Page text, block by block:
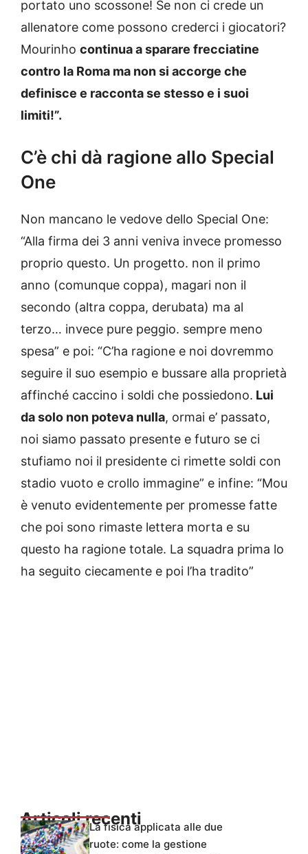
portato uno scossone! Se non ci crede un
allenatore come possono crederci i giocatori?
Mourinho continua a sparare frecciatine
contro la Roma ma non si accorge che
definisce e racconta se stesso e i suoi
limiti!”.
C’è chi dà ragione allo Special
One
Non mancano le vedove dello Special One:
“Alla firma dei 3 anni veniva invece promesso
proprio questo. Un progetto. non il primo
anno (comunque coppa), magari non il
secondo (altra coppa, derubata) ma al
terzo… invece pure peggio. sempre meno
spesa” e poi: “C’ha ragione e noi dovremmo
seguire il suo esempio e bussare alla proprietà
affinché caccino i soldi che possiedono. Lui
da solo non poteva nulla, ormai e’ passato,
noi siamo passato presente e futuro se ci
stufiamo noi il presidente ci rimette soldi con
stadio vuoto e crollo immagine” e infine: “Mou
è venuto evidentemente per promesse fatte
che poi sono rimaste lettera morta e su
questo ha ragione totale. La squadra prima lo
ha seguito ciecamente e poi l’ha tradito”
Articoli recentiLa fisica applicata alle due
ruote: come la gestione